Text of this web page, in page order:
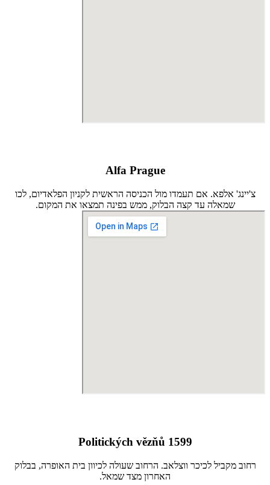
Alfa Prague
צ'יינג' אלפא. אם תעמדו מול הכניסה הראשית לקניון הפלאדיום, לכו
שמאלה עד קצה הבלוק, ממש בפינה תמצאו את המקום.
Politických vězňů 1599
רחוב מקביל לכיכר ווצלאב. הרחוב שעולה לכיוון בית האופרה, בבלוק
האחרון מצד שמאל.